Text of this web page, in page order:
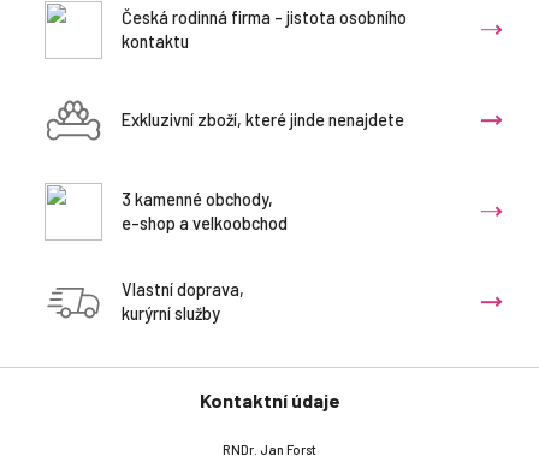
Česká rodinná firma - jistota osobního
kontaktu
Exkluzivní zboží, které jinde nenajdete
3 kamenné obchody,
e-shop a velkoobchod
Vlastní doprava,
kurýrní služby
Kontaktní údaje
RNDr. Jan Forst